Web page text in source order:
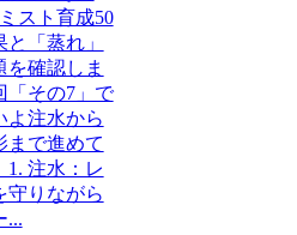
スト育成50
「蒸れ」
を確認しま
「その7」で
よ注水から
まで進めて
1. 注水：レ
守りながら
...